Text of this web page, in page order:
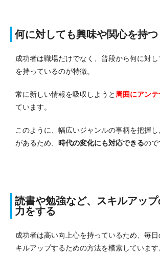
何に対しても興味や関心を持つ
成功者は職場だけでなく、普段から何に対
を持っているのが特徴。
常に新しい情報を吸収しようと 周囲にアンテ
ています。
このように、幅広いジャンルの事柄を把握
があるため、 時代の変化にも対応できるので
読書や勉強など、スキルアッ
力をする
成功者は高い向上心を持っているため、毎
キルアップするための方法を模索しています